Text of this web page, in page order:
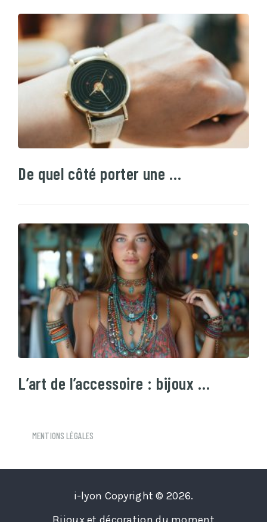
De quel côté porter une …
L’art de l’accessoire : bijoux …
MENTIONS LÉGALES
i-lyon Copyright © 2026.